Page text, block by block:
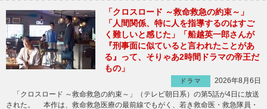
「クロスロード ～救命救急の約束～」
「人間関係、特に人を指導するのはすご
く難しいと感じた」「船越英一郎さんが
『刑事面に似ていると言われたことがあ
る』って、そりゃあ2時間ドラマの帝王だ
もの」
ドラマ
2026年8月6日
「クロスロード ～救命救急の約束～」（テレビ朝日系）の第5話が4日に放送
された。 本作は、救命救急医療の最前線でもがく、若き救命医・救急隊員・